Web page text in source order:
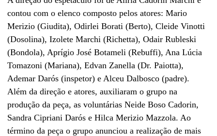
contou com o elenco composto pelos atores: Mario
Merizio (Giudita), Odirlei Borati (Berto), Cleide Vinotti
(Dosolina), Izolete Marchi (Richetta), Odair Rubleski
(Bondola), Aprígio José Botameli (Rebuffi), Ana Lúcia
Tomazoni (Mariana), Edvan Zanella (Dr. Paiotta),
Ademar Darós (inspetor) e Alceu Dalbosco (padre).
Além da direção e atores, auxiliaram o grupo na
produção da peça, as voluntárias Neide Boso Cadorin,
Sandra Cipriani Darós e Hilca Merizio Mazzola. Ao
término da peça o grupo anunciou a realização de mais